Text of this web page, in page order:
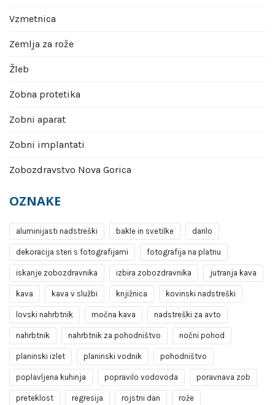
Vzmetnica
Zemlja za rože
Žleb
Zobna protetika
Zobni aparat
Zobni implantati
Zobozdravstvo Nova Gorica
OZNAKE
aluminijasti nadstreški bakle in svetilke darilo
dekoracija sten s fotografijami fotografija na platnu
iskanje zobozdravnika izbira zobozdravnika jutranja kava
kava kava v službi knjižnica kovinski nadstreški
lovski nahrbtnik močna kava nadstreški za avto
nahrbtnik nahrbtnik za pohodništvo nočni pohod
planinski izlet planinski vodnik pohodništvo
poplavljena kuhinja popravilo vodovoda poravnava zob
preteklost regresija rojstni dan rože